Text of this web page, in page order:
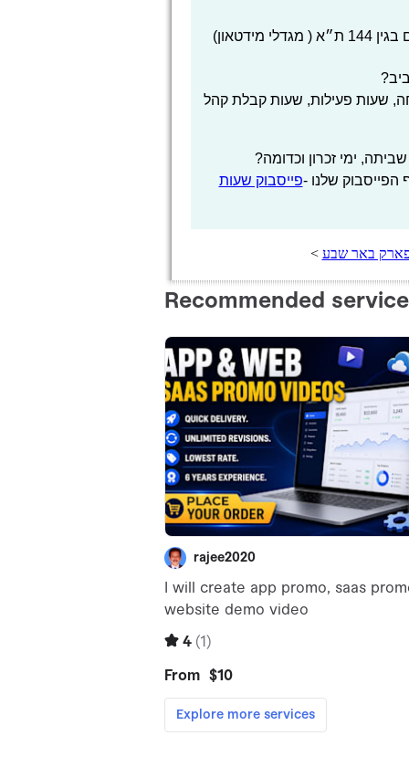
שעות פעילות, שעות קבלת קהל
ימי זכרון וכדומה?
שלנו -פייסבוק שעות
באר שבע >